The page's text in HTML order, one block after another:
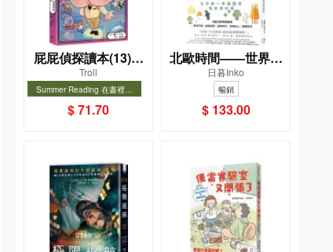
屁屁偵探讀本(13)－
－對決！怪盜學院
（星星篇）
Troll
Summer Reading 在書裡度
選圖書67折
暢銷
$ 71.70
北歐時間——世界第
一幸福國度教會我的
事
日暮Inko
暢銷
$ 133.00